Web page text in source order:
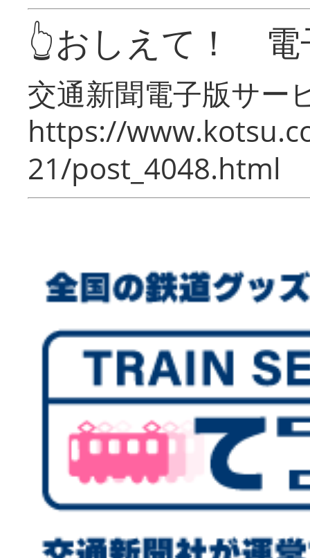
👆おしえて！ 電
交通新聞電子版サー
https://
21/post_4048.html